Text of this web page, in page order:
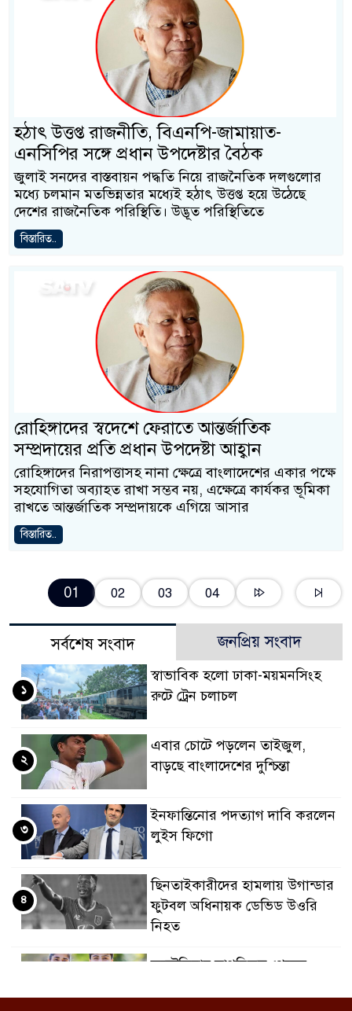
হঠাৎ উত্তপ্ত রাজনীতি, বিএনপি-জামায়াত-
এনসিপির সঙ্গে প্রধান উপদেষ্টার বৈঠক
জুলাই সনদের বাস্তবায়ন পদ্ধতি নিয়ে রাজনৈতিক দলগুলোর
মধ্যে চলমান মতভিন্নতার মধ্যেই হঠাৎ উত্তপ্ত হয়ে উঠেছে
দেশের রাজনৈতিক পরিস্থিতি। উদ্ভূত পরিস্থিতিতে
বিস্তারিত..
রোহিঙ্গাদের স্বদেশে ফেরাতে আন্তর্জাতিক
সম্প্রদায়ের প্রতি প্রধান উপদেষ্টা আহ্বান
রোহিঙ্গাদের নিরাপত্তাসহ নানা ক্ষেত্রে বাংলাদেশের একার পক্ষে
সহযোগিতা অব্যাহত রাখা সম্ভব নয়, এক্ষেত্রে কার্যকর ভূমিকা
রাখতে আন্তর্জাতিক সম্প্রদায়কে এগিয়ে আসার
বিস্তারিত..
01 02 03 04
সর্বশেষ সংবাদ জনপ্রিয় সংবাদ
স্বাভাবিক হলো ঢাকা-ময়মনসিংহ
রুটে ট্রেন চলাচল
১
এবার চোটে পড়লেন তাইজুল,
বাড়ছে বাংলাদেশের দুশ্চিন্তা
২
ইনফান্তিনোর পদত্যাগ দাবি করলেন
লুইস ফিগো
৩
ছিনতাইকারীদের হামলায় উগান্ডার
ফুটবল অধিনায়ক ডেভিড উওরি
নিহত
৪
অস্ট্রেলিয়ার নাগরিকত্ব পেলেন